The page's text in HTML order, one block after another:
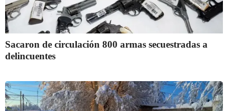
Sacaron de circulación 800 armas secuestradas a
delincuentes